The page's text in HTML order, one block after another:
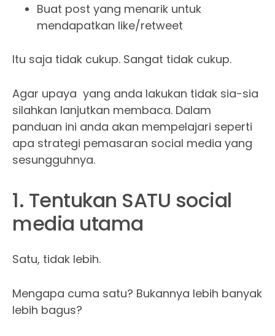
Buat post yang menarik untuk
mendapatkan like/retweet
Itu saja tidak cukup. Sangat tidak cukup.
Agar upaya yang anda lakukan tidak sia-sia
silahkan lanjutkan membaca. Dalam
panduan ini anda akan mempelajari seperti
apa strategi pemasaran social media yang
sesungguhnya.
1. Tentukan SATU social
media utama
Satu, tidak lebih.
Mengapa cuma satu? Bukannya lebih banyak
lebih bagus?